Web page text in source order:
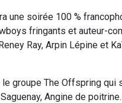
une soirée 100 %
fringants et auteur-
Ray, Arpin Lépine et
groupe The Offspring qui
Angine de poitrine.